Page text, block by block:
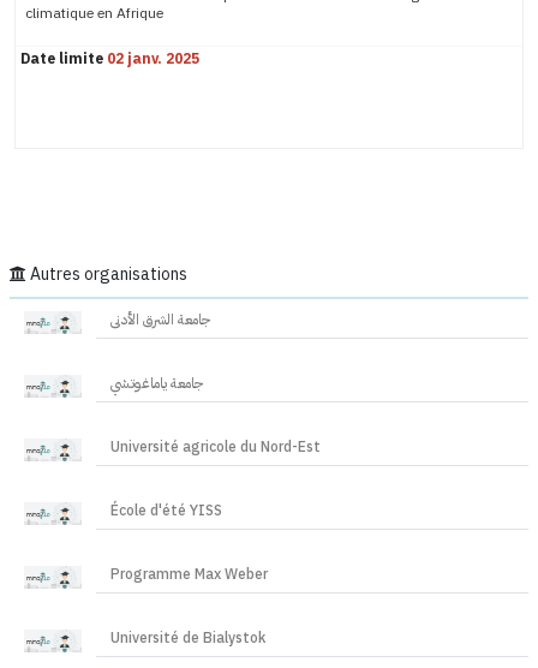
climatique en Afrique
Date limite 02 janv. 2025
Autres organisations
جامعة الشرق الأدنى
جامعة ياماغوتشي
Université agricole du Nord-Est
École d'été YISS
Programme Max Weber
Université de Bialystok